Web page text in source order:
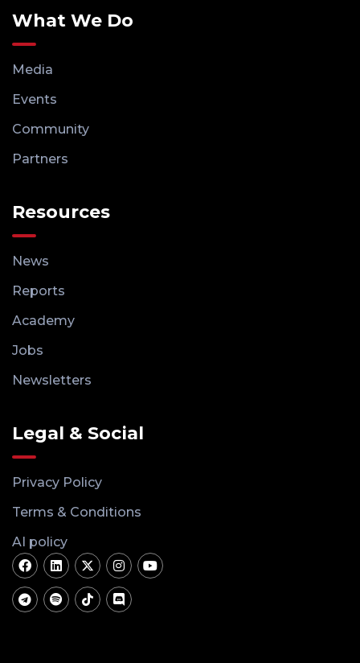
What We Do
Media
Events
Community
Partners
Resources
News
Reports
Academy
Jobs
Newsletters
Legal & Social
Privacy Policy
Terms & Conditions
AI policy